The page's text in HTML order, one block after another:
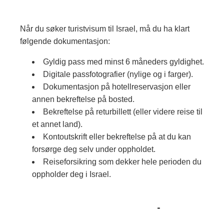
Når du søker turistvisum til Israel, må du ha klart
følgende dokumentasjon:
Gyldig pass med minst 6 måneders gyldighet.
Digitale passfotografier (nylige og i farger).
Dokumentasjon på hotellreservasjon eller
annen bekreftelse på bosted.
Bekreftelse på returbillett (eller videre reise til
et annet land).
Kontoutskrift eller bekreftelse på at du kan
forsørge deg selv under oppholdet.
Reiseforsikring som dekker hele perioden du
oppholder deg i Israel.